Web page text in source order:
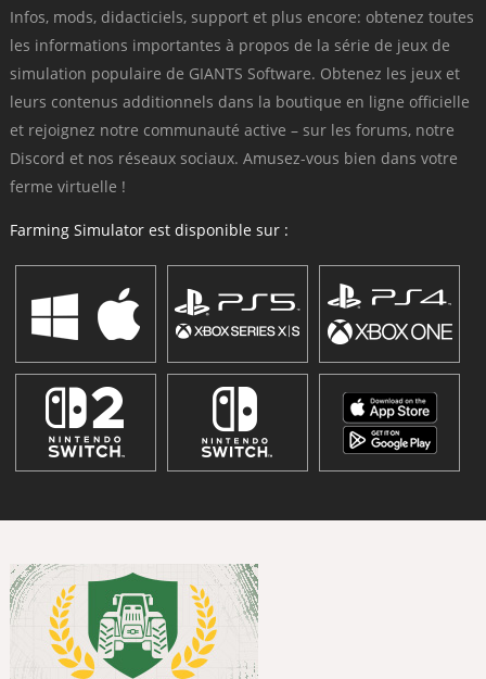
Infos, mods, didacticiels, support et plus encore: obtenez toutes
les informations importantes à propos de la série de jeux de
simulation populaire de GIANTS Software. Obtenez les jeux et
leurs contenus additionnels dans la boutique en ligne officielle
et rejoignez notre communauté active – sur les forums, notre
Discord et nos réseaux sociaux. Amusez-vous bien dans votre
ferme virtuelle !
Farming Simulator est disponible sur :